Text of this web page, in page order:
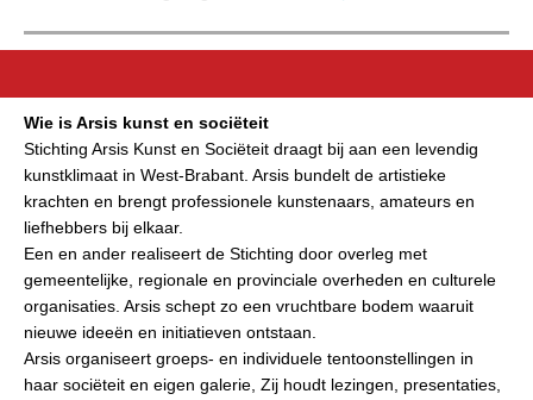
Wie is Arsis kunst en sociëteit
Stichting Arsis Kunst en Sociëteit draagt bij aan een levendig
kunstklimaat in West-Brabant. Arsis bundelt de artistieke
krachten en brengt professionele kunstenaars, amateurs en
liefhebbers bij elkaar.
Een en ander realiseert de Stichting door overleg met
gemeentelijke, regionale en provinciale overheden en culturele
organisaties. Arsis schept zo een vruchtbare bodem waaruit
nieuwe ideeën en initiatieven ontstaan.
Arsis organiseert groeps- en individuele tentoonstellingen in
haar sociëteit en eigen galerie, Zij houdt lezingen, presentaties,